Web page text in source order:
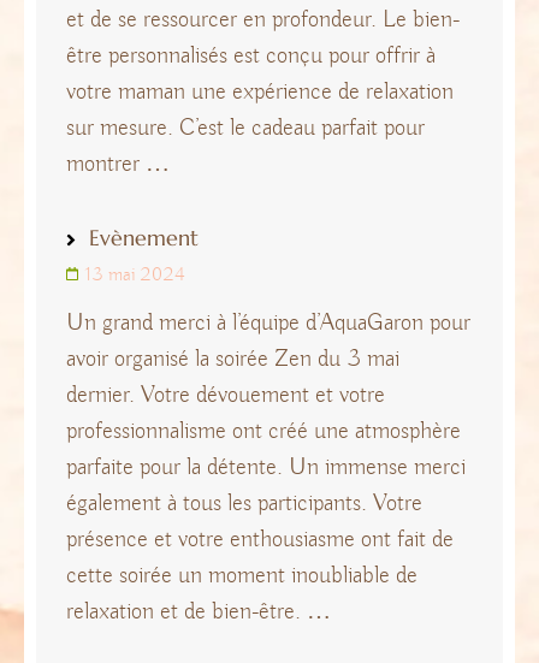
et de se ressourcer en profondeur. Le bien-
être personnalisés est conçu pour offrir à
votre maman une expérience de relaxation
sur mesure. C’est le cadeau parfait pour
montrer …
Evènement
13 mai 2024
Un grand merci à l’équipe d’AquaGaron pour
avoir organisé la soirée Zen du 3 mai
dernier. Votre dévouement et votre
professionnalisme ont créé une atmosphère
parfaite pour la détente. Un immense merci
également à tous les participants. Votre
présence et votre enthousiasme ont fait de
cette soirée un moment inoubliable de
relaxation et de bien-être. …